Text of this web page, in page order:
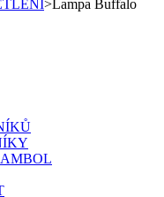
>Lampa Buffalo